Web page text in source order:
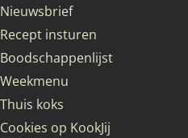
Nieuwsbrief
Recept insturen
Boodschappenlijst
Weekmenu
Thuis koks
Cookies op KookJij